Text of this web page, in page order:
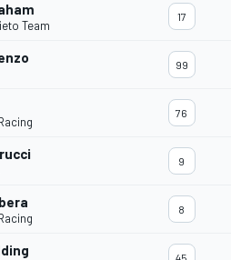
Team
17
99
76
9
8
45